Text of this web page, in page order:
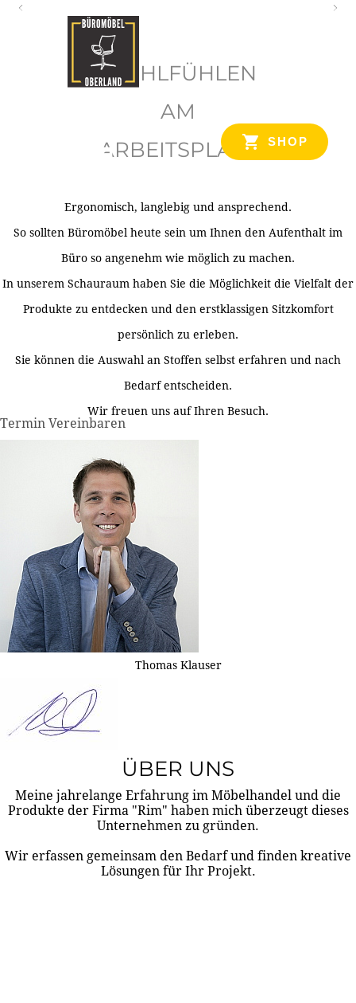
SHOP
WOHLFÜHLEN
AM
ARBEITSPLATZ
Ergonomisch, langlebig und ansprechend.
So sollten Büromöbel heute sein um Ihnen den Aufenthalt im
Büro so angenehm wie möglich zu machen.
In unserem Schauraum haben Sie die Möglichkeit die Vielfalt der
Produkte zu entdecken und den erstklassigen Sitzkomfort
persönlich zu erleben.
Sie können die Auswahl an Stoffen selbst erfahren und nach
Bedarf entscheiden.
Wir freuen uns auf Ihren Besuch.
Termin Vereinbaren
Thomas Klauser
ÜBER UNS
Meine jahrelange Erfahrung im Möbelhandel und die
Produkte der Firma "Rim" haben mich überzeugt dieses
Unternehmen zu gründen.
Wir erfassen gemeinsam den Bedarf und finden kreative
Lösungen für Ihr Projekt.